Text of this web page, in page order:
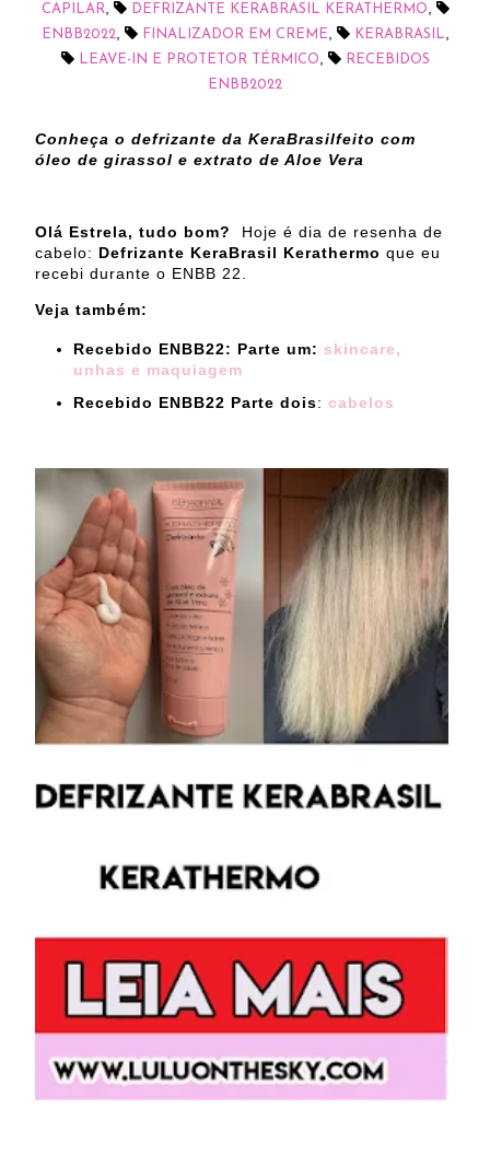
CAPILAR
DEFRIZANTE KERABRASIL KERATHERMO
ENBB2022 FINALIZADOR EM CREME KERABRASIL
LEAVE-IN E PROTETOR TÉRMICO
RECEBIDOS
ENBB2022
Conheça o defrizante da KeraBrasilfeito com
óleo de girassol e extrato de Aloe Vera
Olá Estrela, tudo bom? Hoje é dia de resenha de
cabelo: Defrizante KeraBrasil Kerathermo que eu
recebi durante o ENBB 22.
Veja também:
Recebido ENBB22: Parte um: skincare,
unhas e maquiagem
Recebido ENBB22 Parte dois: cabelos